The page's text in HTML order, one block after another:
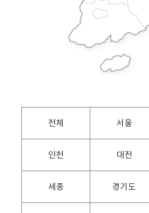
전체 서울
인천 대전
세종 경기도